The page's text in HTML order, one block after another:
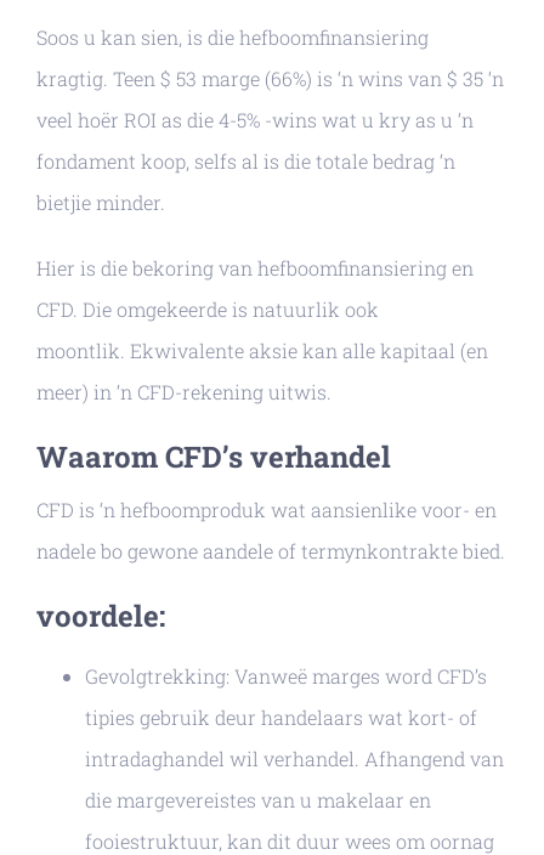
Soos u kan sien, is die hefboomfinansiering
kragtig. Teen $ 53 marge (66%) is ‘n wins van $ 35 ‘n
veel hoër ROI as die 4-5% -wins wat u kry as u ‘n
fondament koop, selfs al is die totale bedrag ‘n
bietjie minder.
Hier is die bekoring van hefboomfinansiering en
CFD. Die omgekeerde is natuurlik ook
moontlik. Ekwivalente aksie kan alle kapitaal (en
meer) in ‘n CFD-rekening uitwis.
Waarom CFD’s verhandel
CFD is ‘n hefboomproduk wat aansienlike voor- en
nadele bo gewone aandele of termynkontrakte bied.
voordele:
Gevolgtrekking: Vanweë marges word CFD’s
tipies gebruik deur handelaars wat kort- of
intradaghandel wil verhandel. Afhangend van
die margevereistes van u makelaar en
fooiestruktuur, kan dit duur wees om oornag